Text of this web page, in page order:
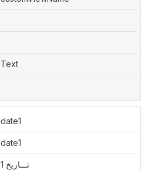
Text
date1
date1
تـــاريخ 1